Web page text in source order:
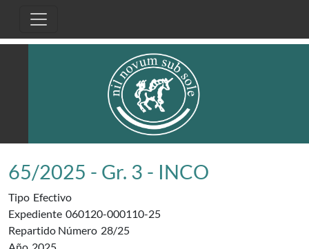
65/2025 - Gr. 3 - INCO
Tipo Efectivo
Expediente 060120-000110-25
Repartido Número 28/25